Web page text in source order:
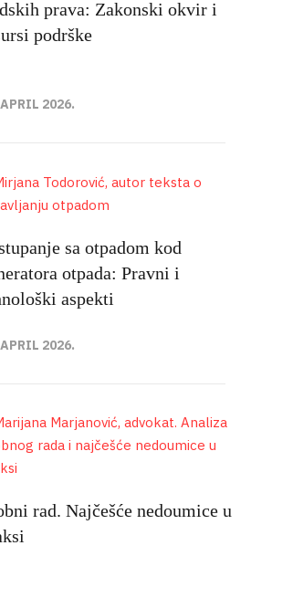
prava: Zakonski okvir i
podrške
2026.
sa otpadom kod
otpada: Pravni i
aspekti
2026.
rad. Najčešće nedoumice u